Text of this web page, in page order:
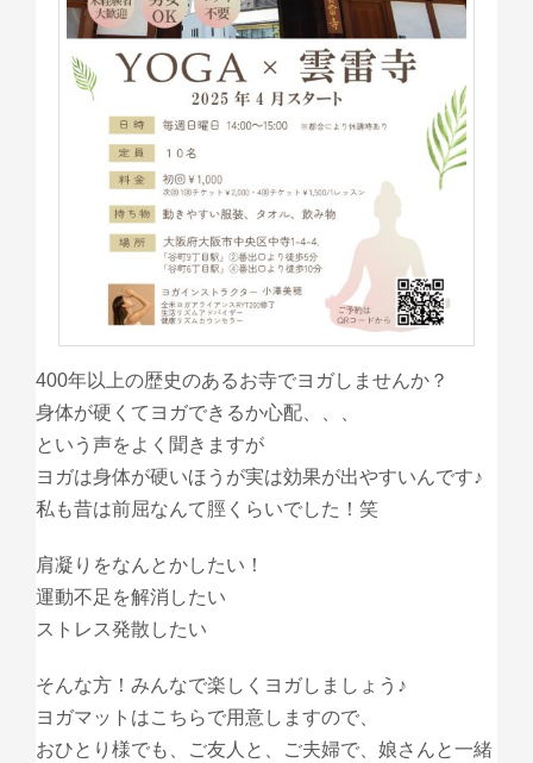
400年以上の歴史のあるお寺でヨガしませんか？
身体が硬くてヨガできるか心配、、、
という声をよく聞きますが
ヨガは身体が硬いほうが実は効果が出やすいんです♪
私も昔は前屈なんて脛くらいでした！笑
肩凝りをなんとかしたい！
運動不足を解消したい
ストレス発散したい
そんな方！みんなで楽しくヨガしましょう♪
ヨガマットはこちらで用意しますので、
おひとり様でも、ご友人と、ご夫婦で、娘さんと一緒